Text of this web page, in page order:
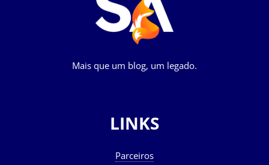
Mais que um blog, um legado.
LINKS
Parceiros